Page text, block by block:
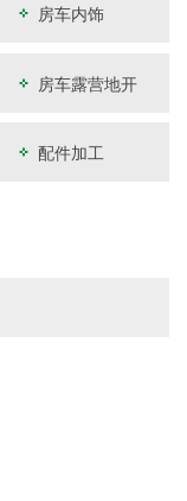
房车内饰
房车露营地开
发 配件加工